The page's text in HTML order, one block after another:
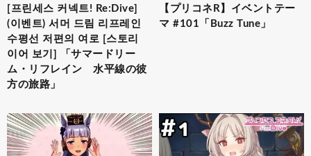
[프린세스 커넥트! Re:Dive]
(이벤트) 서머 드림 리프레인
수평선 저편의 여로 [스토리
이어 보기] 「サマードリー
ム・リフレイン 水平線の彼
方の旅路」
【プリコネR】イベントテー
マ #101「Buzz Tune」